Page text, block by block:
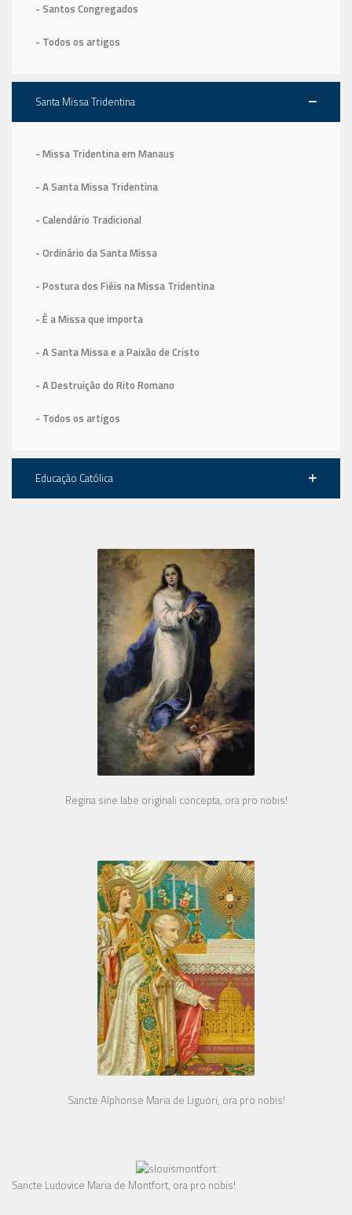
- Santos Congregados
- Todos os artigos
Santa Missa Tridentina
- Missa Tridentina em Manaus
- A Santa Missa Tridentina
- Calendário Tradicional
- Ordinário da Santa Missa
- Postura dos Fiéis na Missa Tridentina
- É a Missa que importa
- A Santa Missa e a Paixão de Cristo
- A Destruição do Rito Romano
- Todos os artigos
Educação Católica
Regina sine labe originali concepta, ora pro nobis!
Sancte Alphonse Maria de Liguori, ora pro nobis!
Sancte Ludovice Maria de Montfort, ora pro nobis!